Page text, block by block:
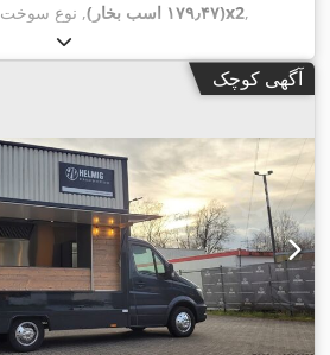
(۱۷۹٫۴۷ اسب بخار)
, نوع 4x2,
, نوع چرخ‌دنده:
۶, سال ساخت:۲۰۱۶,
پنجره, تهویه مطبوع, قفل,
آگهی کوچک